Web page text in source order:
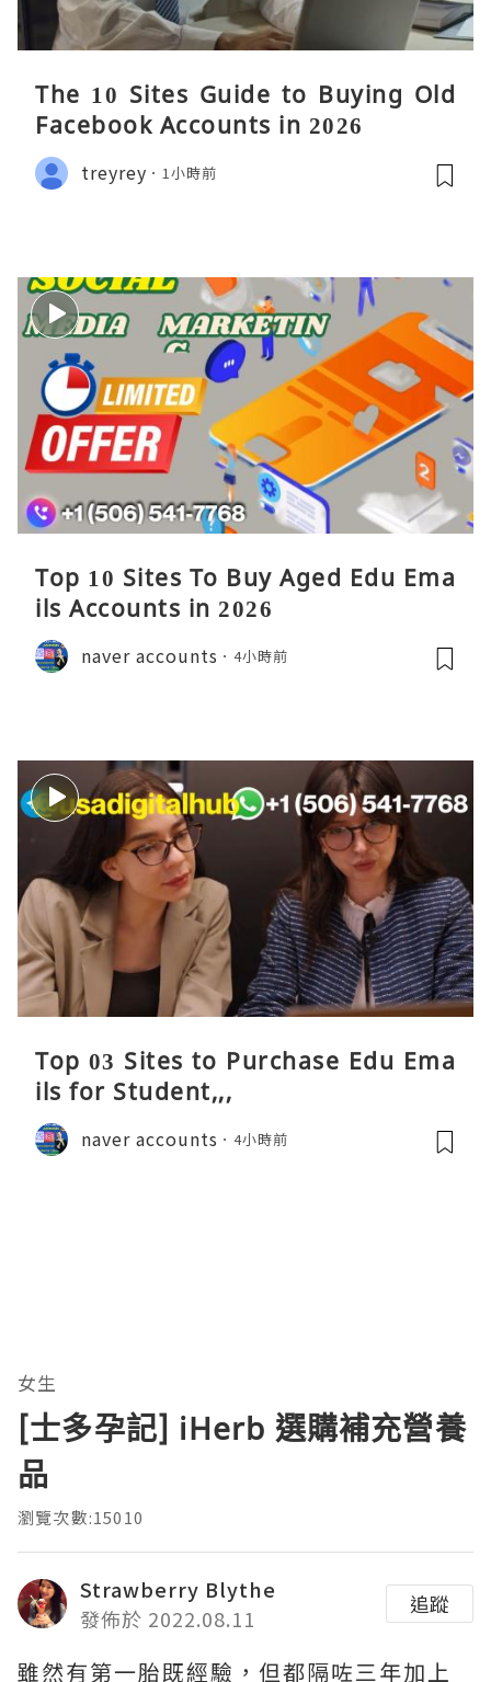
The 10 Sites Guide to Buying Old
Facebook Accounts in 2026
treyrey 1小時前
Top 10 Sites To Buy Aged Edu Ema
ils Accounts in 2026
naver accounts 4小時前
Top 03 Sites to Purchase Edu Ema
ils for Student,,,
naver accounts 4小時前
女生
[士多孕記] iHerb 選購補充營養
品
瀏覽次數:15010
Strawberry Blythe
發佈於 2022.08.11
追蹤
雖然有第一胎既經驗，但都隔咗三年加上